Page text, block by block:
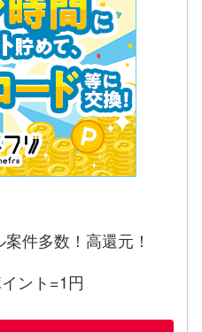
件多数！高還元！
ント=1円